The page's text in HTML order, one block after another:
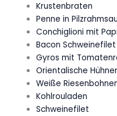
Krustenbraten
Penne in
Conchiglioni mit
Bacon Schweinefilet
Gyros mit
Orientalische
Weiße
Kohlrouladen
Schweinefilet